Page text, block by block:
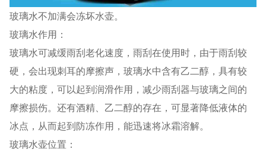
玻璃水不加满会冻坏水壶。
玻璃水作用：
玻璃水可减缓雨刮老化速度，雨刮在使用时，由于雨刮较
硬，会出现刺耳的摩擦声，玻璃水中含有乙二醇，具有较
大的粘度，可以起到润滑作用，减少雨刮器与玻璃之间的
摩擦损伤。还有酒精、乙二醇的存在，可显著降低液体的
冰点，从而起到防冻作用，能迅速将冰霜溶解。
玻璃水壶位置：